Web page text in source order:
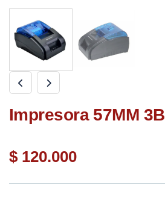
Impresora 57MM
$ 120.000